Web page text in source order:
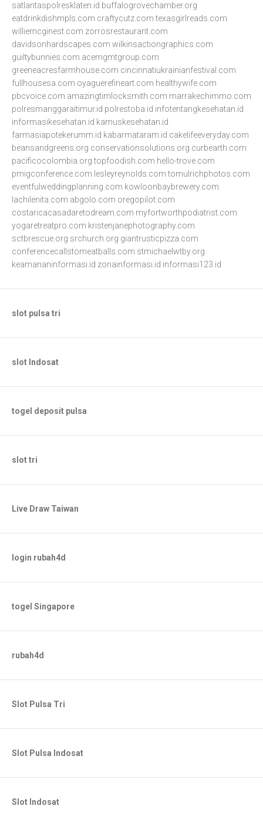
satlantaspolresklaten.id buffalogrovechamber.org
eatdrinkdishmpls.com craftycutz.com texasgirlreads.com
williemcginest.com zorrosrestaurant.com
davidsonhardscapes.com wilkinsactiongraphics.com
guiltybunnies.com acemgmtgroup.com
greeneacresfarmhouse.com cincinnatiukrainianfestival.com
fullhousesa.com oyaguerefineart.com healthywife.com
pbcvoice.com amazingtimlocksmith.com marrakechimmo.com
polresmanggaraitimur.id polrestoba.id infotentangkesehatan.id
informasikesehatan.id kamuskesehatan.id
farmasiapotekerumm.id kabarmataram.id cakelifeeveryday.com
beansandgreens.org conservationsolutions.org curbearth.com
pacificocolombia.org topfoodish.com hello-trove.com
pmigconference.com lesleyreynolds.com tomulrichphotos.com
eventfulweddingplanning.com kowloonbaybrewery.com
lachilenita.com abgolo.com oregopilot.com
costaricacasadaretodream.com myfortworthpodiatrist.com
yogaretreatpro.com kristenjanephotography.com
sctbrescue.org srchurch.org giantrusticpizza.com
conferencecallstomeatballs.com stmichaelwtby.org
keamananinformasi.id zonainformasi.id informasi123.id
slot pulsa tri
slot Indosat
togel deposit pulsa
slot tri
Live Draw Taiwan
login rubah4d
togel Singapore
rubah4d
Slot Pulsa Tri
Slot Pulsa Indosat
Slot Indosat